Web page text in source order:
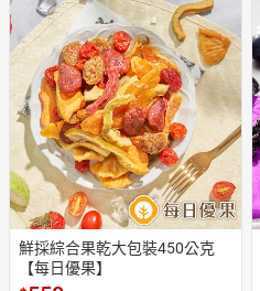
鮮採綜合果乾大包裝450公克
【每日優果】